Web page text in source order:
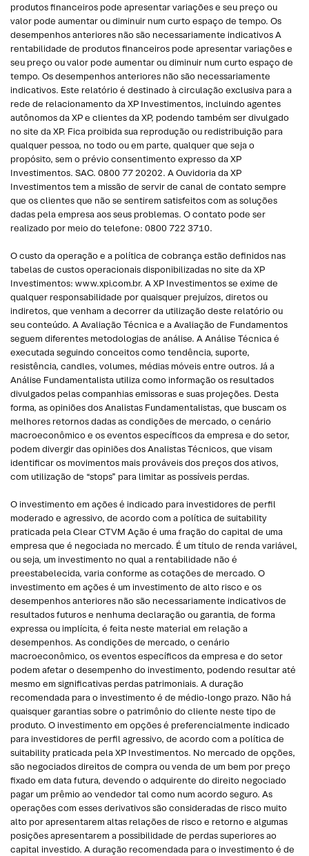
produtos financeiros pode apresentar variações e seu preço ou
valor pode aumentar ou diminuir num curto espaço de tempo. Os
desempenhos anteriores não são necessariamente indicativos A
rentabilidade de produtos financeiros pode apresentar variações e
seu preço ou valor pode aumentar ou diminuir num curto espaço de
tempo. Os desempenhos anteriores não são necessariamente
indicativos. Este relatório é destinado à circulação exclusiva para a
rede de relacionamento da XP Investimentos, incluindo agentes
autônomos da XP e clientes da XP, podendo também ser divulgado
no site da XP. Fica proibida sua reprodução ou redistribuição para
qualquer pessoa, no todo ou em parte, qualquer que seja o
propósito, sem o prévio consentimento expresso da XP
Investimentos. SAC. 0800 77 20202. A Ouvidoria da XP
Investimentos tem a missão de servir de canal de contato sempre
que os clientes que não se sentirem satisfeitos com as soluções
dadas pela empresa aos seus problemas. O contato pode ser
realizado por meio do telefone: 0800 722 3710.
O custo da operação e a política de cobrança estão definidos nas
tabelas de custos operacionais disponibilizadas no site da XP
Investimentos: www.xpi.com.br. A XP Investimentos se exime de
qualquer responsabilidade por quaisquer prejuízos, diretos ou
indiretos, que venham a decorrer da utilização deste relatório ou
seu conteúdo. A Avaliação Técnica e a Avaliação de Fundamentos
seguem diferentes metodologias de análise. A Análise Técnica é
executada seguindo conceitos como tendência, suporte,
resistência, candles, volumes, médias móveis entre outros. Já a
Análise Fundamentalista utiliza como informação os resultados
divulgados pelas companhias emissoras e suas projeções. Desta
forma, as opiniões dos Analistas Fundamentalistas, que buscam os
melhores retornos dadas as condições de mercado, o cenário
macroeconômico e os eventos específicos da empresa e do setor,
podem divergir das opiniões dos Analistas Técnicos, que visam
identificar os movimentos mais prováveis dos preços dos ativos,
com utilização de “stops” para limitar as possíveis perdas.
O investimento em ações é indicado para investidores de perfil
moderado e agressivo, de acordo com a política de suitability
praticada pela Clear CTVM Ação é uma fração do capital de uma
empresa que é negociada no mercado. É um título de renda variável,
ou seja, um investimento no qual a rentabilidade não é
preestabelecida, varia conforme as cotações de mercado. O
investimento em ações é um investimento de alto risco e os
desempenhos anteriores não são necessariamente indicativos de
resultados futuros e nenhuma declaração ou garantia, de forma
expressa ou implícita, é feita neste material em relação a
desempenhos. As condições de mercado, o cenário
macroeconômico, os eventos específicos da empresa e do setor
podem afetar o desempenho do investimento, podendo resultar até
mesmo em significativas perdas patrimoniais. A duração
recomendada para o investimento é de médio-longo prazo. Não há
quaisquer garantias sobre o patrimônio do cliente neste tipo de
produto. O investimento em opções é preferencialmente indicado
para investidores de perfil agressivo, de acordo com a política de
suitability praticada pela XP Investimentos. No mercado de opções,
são negociados direitos de compra ou venda de um bem por preço
fixado em data futura, devendo o adquirente do direito negociado
pagar um prêmio ao vendedor tal como num acordo seguro. As
operações com esses derivativos são consideradas de risco muito
alto por apresentarem altas relações de risco e retorno e algumas
posições apresentarem a possibilidade de perdas superiores ao
capital investido. A duração recomendada para o investimento é de